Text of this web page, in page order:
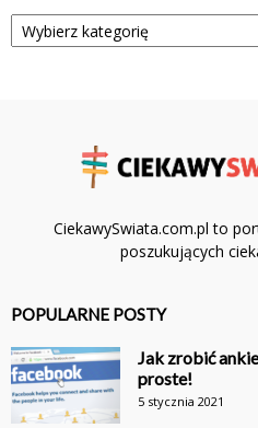
Kategorie
CiekawySwiata.com.pl to
poszukujących
POPULARNE POSTY
Jak zrobić
proste!
5 stycznia 2021